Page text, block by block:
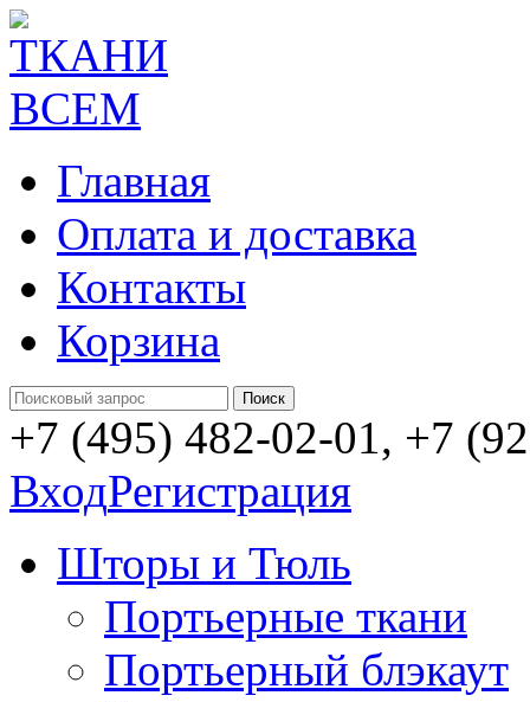
Главная
Оплата и доставка
Контакты
Корзина
+7 (495) 482-02-01, +7
ВходРегистрация
Шторы и Тюль
Портьерные ткани
Портьерный блэкаут